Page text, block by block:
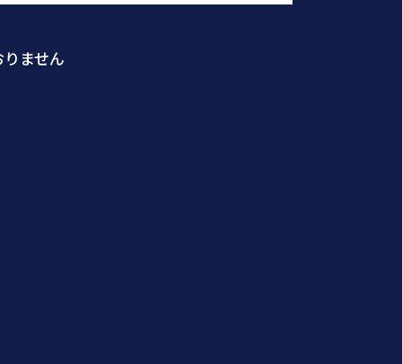
書きたくなるほど感動しました。
ません